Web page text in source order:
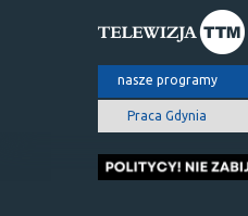
nasze programy
Praca Gdynia